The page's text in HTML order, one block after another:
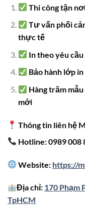
Thi công tận
Tư vấn phối
thực tế
In theo yêu
Bảo hành lớp
Hàng trăm
mới
Thông tin liên hệ
Hotline: 0989 008
Website: https://
Địa chỉ: 170 Phạm
TpHCM